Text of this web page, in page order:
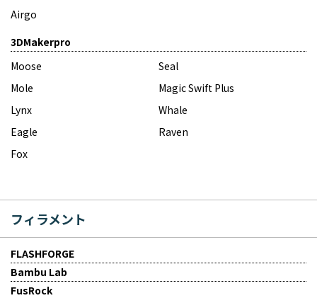
Airgo
3DMakerpro
Moose
Seal
Mole
Magic Swift Plus
Lynx
Whale
Eagle
Raven
Fox
フィラメント
FLASHFORGE
Bambu Lab
FusRock